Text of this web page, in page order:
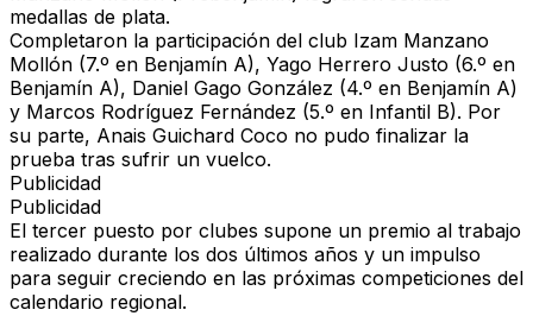
medallas de plata.
Completaron la participación del club Izam Manzano
Mollón (7.º en Benjamín A), Yago Herrero Justo (6.º en
Benjamín A), Daniel Gago González (4.º en Benjamín A)
y Marcos Rodríguez Fernández (5.º en Infantil B). Por
su parte, Anais Guichard Coco no pudo finalizar la
prueba tras sufrir un vuelco.
Publicidad
Publicidad
El tercer puesto por clubes supone un premio al trabajo
realizado durante los dos últimos años y un impulso
para seguir creciendo en las próximas competiciones del
calendario regional.